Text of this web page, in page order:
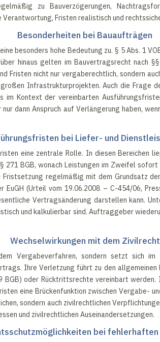
zu Bauverzögerungen,
Fristen realistisch und
Besonderheiten bei Bauaufträgen
besonders hohe Bedeutung zu. § 5 Abs. 1
hinaus gelten im Bauvertragsrecht nach
Fristen nicht nur vergaberechtlich, sondern
Infrastrukturprojekten. Auch die Frage
Kontext der vereinbarten
dann Anspruch auf Verlängerung haben,
bei Liefer- und
eine zentrale Rolle. In diesen Bereichen
BGB, wonach Leistungen im Zweifel
regelmäßig mit dem Grundsatz
EuGH (Urteil vom 19.06.2008 – C-454/06,
Vertragsänderung darstellen kann.
und kalkulierbar sind. Auftraggeber
Wechselwirkungen mit dem Zivilrecht
Vergabeverfahren, sondern setzt sich
Ihre Verletzung führt zu den allgemeinen
oder Rücktrittsrechte vereinbart
eine Brückenfunktion zwischen Vergabe-
sondern auch zivilrechtlichen
und zivilrechtlichen Auseinandersetzungen.
bei